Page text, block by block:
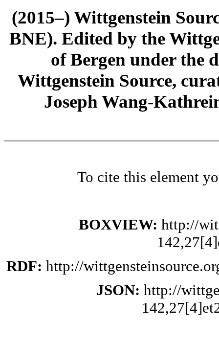
(2015–) Wittgenstein
BNE). Edited by the
of Bergen under the
Wittgenstein Source,
Joseph Wang-
To cite this element
BOXVIEW: http://
RDF: http://
JSON: http://